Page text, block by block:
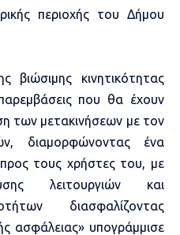
περιοχής του Δήμου
βιώσιμης κινητικότητας
που θα έχουν
των μετακινήσεων με τον
διαμορφώνοντας ένα
προς τους χρήστες του, με
λειτουργιών και
διασφαλίζοντας
ασφάλειας» υπογράμμισε